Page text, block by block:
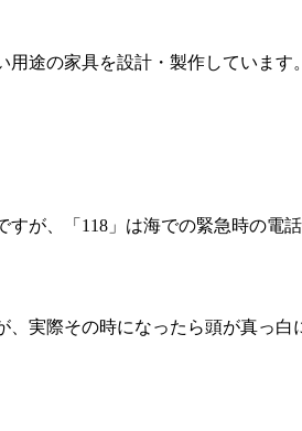
途の家具を設計・製作しています。
が、「118」は海での緊急時の電
実際その時になったら頭が真っ白